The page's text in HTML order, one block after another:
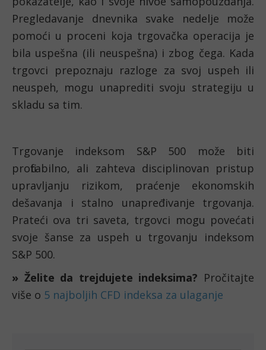
Pregledavanje dnevnika svake nedelje može
pomoći u proceni koja trgovačka operacija je
bila uspešna (ili neuspešna) i zbog čega. Kada
trgovci prepoznaju razloge za svoj uspeh ili
neuspeh, mogu unaprediti svoju strategiju u
skladu sa tim.
Trgovanje indeksom S&P 500 može biti
profitabilno, ali zahteva disciplinovan pristup
upravljanju rizikom, praćenje ekonomskih
dešavanja i stalno unapređivanje trgovanja.
Prateći ova tri saveta, trgovci mogu povećati
svoje šanse za uspeh u trgovanju indeksom
S&P 500.
» Želite da trejdujete indeksima? Pročitajte
više o 5 najboljih CFD indeksa za ulaganje